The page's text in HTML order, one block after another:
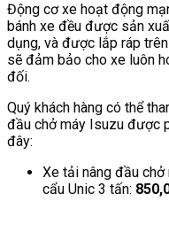
Động cơ xe hoạt động
bánh xe đều được sản
dụng, và được lắp ráp
sẽ đảm bảo cho xe luôn
đối.
Quý khách hàng có thể
đầu chở máy Isuzu được
đây:
Xe tải nâng đầu chở
cẩu Unic 3 tấn: